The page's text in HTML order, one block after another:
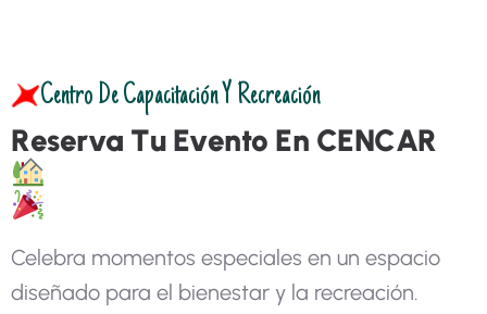
Centro De Capacitación Y Recreación
Reserva Tu Evento En CENCAR
Ceebra momentos especia es en un espacio
diseñado para e bienestar y a recreación.